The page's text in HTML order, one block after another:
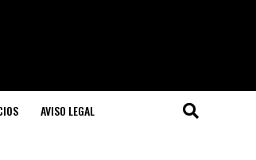
AVISO LEGAL